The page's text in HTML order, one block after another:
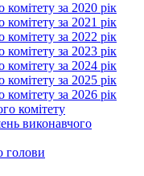
за 2020 рік
за 2021 рік
за 2022 рік
за 2023 рік
за 2024 рік
за 2025 рік
за 2026 рік
комітету
виконавчого
голови